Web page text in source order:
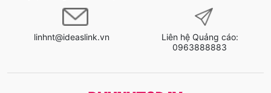
linhnt@ideaslink.vn
Liên hệ Quảng cáo:
0963888883